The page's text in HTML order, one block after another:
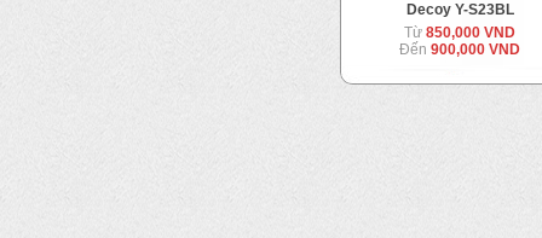
Decoy Y-S23BL
Từ 850,000 VND
Đến 900,000 VND